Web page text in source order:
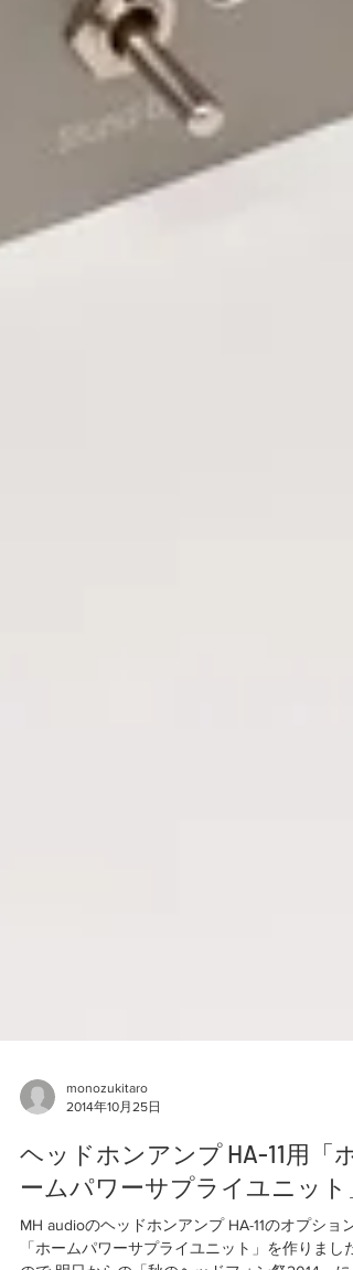
monozukitaro
2014年10月25日
ヘッドホンアンプ HA-11用「ホ
ームパワーサプライユニット